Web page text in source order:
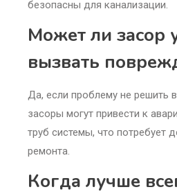
безопасны для канализации.
Может ли засор
вызвать
Да, если проблему не решить
засоры могут привести к
труб системы, что потребует
ремонта.
Когда лучше